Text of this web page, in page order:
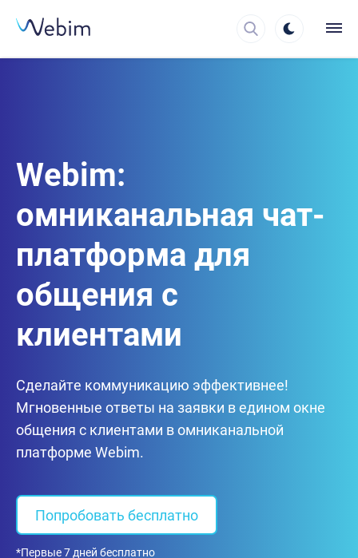
Webim:
омниканальная чат-
платформа для
общения с
клиентами
Сделайте коммуникацию эффективнее!
Мгновенные ответы на заявки в едином окне
общения с клиентами в омниканальной
платформе Webim.
Попробовать бесплатно
*Первые 7 дней бесплатно